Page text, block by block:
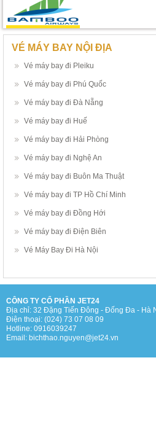
VÉ MÁY BAY NỘI ĐỊA
Vé máy bay đi Pleiku
Vé máy bay đi Phú Quốc
Vé máy bay đi Đà Nẵng
Vé máy bay đi Huế
Vé máy bay đi Hải Phòng
Vé máy bay đi Nghệ An
Vé máy bay đi Buôn Ma Thuật
Vé máy bay đi TP Hồ Chí Minh
Vé máy bay đi Đồng Hới
Vé máy bay đi Điện Biên
Vé Máy Bay Đi Hà Nội
CÔNG TY CỔ PHẦN JET24
Địa chỉ: 32 Đặng Tiến Đông - Đống Đa - Hà
Điện thoại: (024) 73 07 08 09
Hotline: 0916039247
Email: bichthao.nguyen@jet24.vn